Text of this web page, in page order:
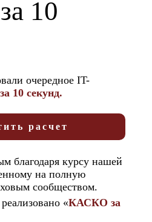
10
очередное IT-
10 секунд.
расчет
благодаря курсу нашей
на полную
сообществом.
«КАСКО за